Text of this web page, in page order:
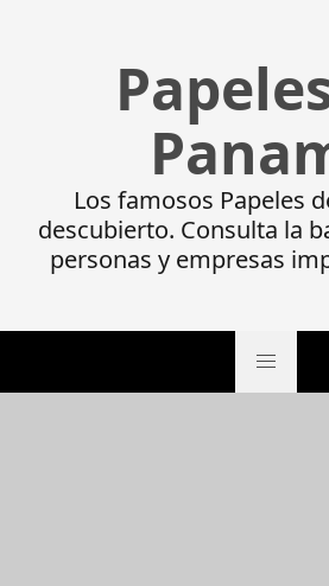
Los famosos Papeles
descubierto. Consulta la
personas y empresas